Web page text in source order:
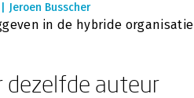
Jeroen Busscher
in de hybride organisatie
dezelfde auteur